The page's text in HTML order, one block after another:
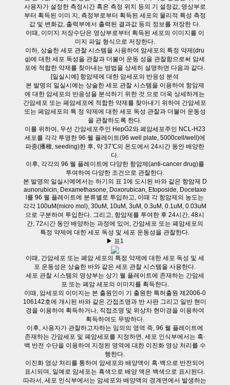
사용자가 설정한 측정시간 혹은 측정 위치 등의 기 설정값, 영상부로
부터 획득된 이미 지, 측정부로부터 획득된 세포의 물리적 특성 측정
값 및 변화값, 출력부에서 출력된 결과값 등의 정보를 저장한 다.
이때, 이미지 저장수단은 영상부로부터 획득된 세포의 이미지를 이
미지 파일 형식으로 저장한다.
이하, 상술한 세포 관찰 시스템을 사용하여 암세포의 특정 약제(dru
g)에 대한 세포 독성을 관찰과 더불어 운동 성을 관찰함으로써 암세
포에 적합한 약제를 찾아내는 방법을 상세히 설명하면 다음과 같다.
[일실시예] 항암제에 대한 암세포의 반응성 분석
본 발명의 일실시예는 상술한 세포 관찰 시스템을 이용하여 항암제
에 대한 암세포의 반응성을 분석하기 위한 것 으로 더욱 상세하게는
간암세포 또는 폐암세포에 적합한 약제를 찾아내기 위하여 간암세포
또는 페암세포의 특 정 약제에 대한 세포 독성 관찰과 더불어 운동성
을 관찰하도록 한다.
이를 위하여, 우선 간암세포주인 HepG2와 폐암세포주인 NCL-H23
세포를 각각 투명한 96 웰 플레이트(96 well plate, 5000cell/well)에
파종(播種, seeding)한 후, 약 37℃의 온도에서 24시간 동안 배양한
다.
이후, 각각의 96 웰 플레이트에 다양한 항암제(anti-cancer drug)를
투여하여 다양한 조건으로 관찰한다.
본 발명의 일실시예에서는 하기의 표 1에 도시된 바와 같은 항암제 D
aunorubicin, Dexamethasone, Doxorubican, Etoposide, Docetaxe
l를 96 웰 플레이트에 분류별로 투입하고, 이때 각 항암제의 농도는
각각 100uM(micro mol), 30uM, 10uM, 3uM, 0.3uM, 0.1uM, 0.03uM
으로 구분하여 투입한다. 그리고, 항암제를 투여한 후 24시간, 48시
간, 72시간 동안 배양하는 과정에 있어, 간암세포 또는 폐암세포의
특정 약제에 대한 세포 독성 및 세포 운동성을 관찰한다.
▶ 표1
이때, 간암세포 또는 폐암 세포의 특정 약제에 대한 세포 독성 및 세
포 운동성은 상술한 바와 같은 세포 관찰 시스템을 사용한다.
세포 관찰 시스템의 영상부는 상기 웰 플레이트에 존재하는 간암세
포 또는 폐암 세포의 이미지를 획득한다.
이때, 암세포의 이미지는 본 출원인이 기 출원한 특허출원 제2006-0
106142호에 개시된 바와 같은 간접조명과 반 사판 그리고 일반 현미
경을 이용하여 획득하거나, 직접조명 및 위상차 현미경을 이용하여
획득하여도 무방하다.
이후, 사용자가 관찰하고자하는 임의의 영역 즉, 96 웰 플레이트에
존재하는 간암세포 및 폐암세포를 지정하면, 세포 인식부에서는 흑·
백 반전 수단을 이용하여 지정된 영역에 대한 이진화 영상 처리를 수
행한다.
이진화 영상 처리를 통하여 암세포와 배양액이 흑·백으로 반전되어
표시되며, 일예로 암세포는 흑색으로 배양 액은 백색으로 표시된다.
따라서, 세포 인식부에서는 암세포와 배양액의 경계면에서 발생하는